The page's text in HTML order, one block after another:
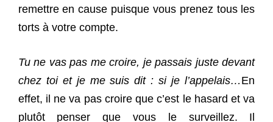
remettre en cause puisque vous prenez tous les
torts à votre compte.
Tu ne vas pas me croire, je passais juste devant
chez toi et je me suis dit : si je l’appelais… En
effet, il ne va pas croire que c’est le hasard et va
plutôt penser que vous le surveillez. Il